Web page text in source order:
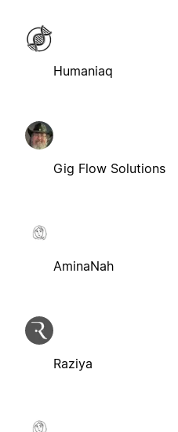
Humaniaq
Gig Flow Solutions
AminaNah
Raziya